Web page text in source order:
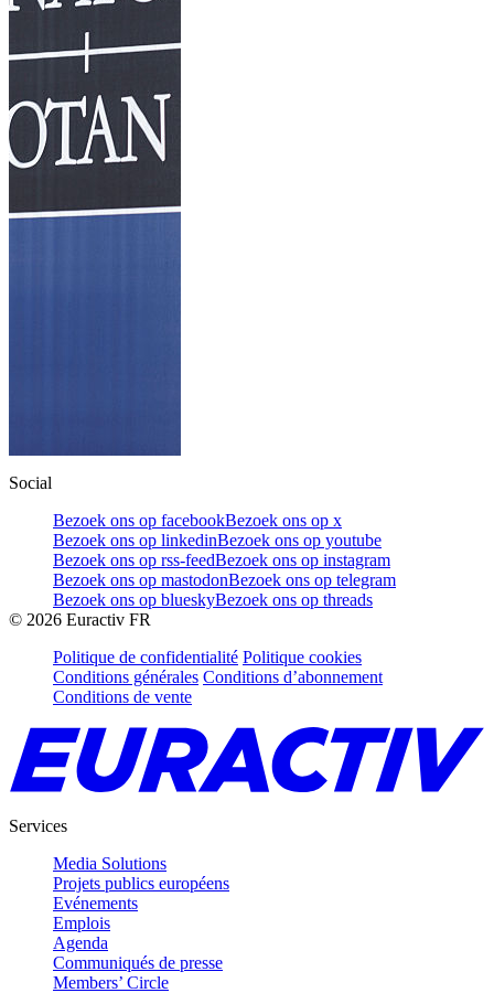
Social
Bezoek ons op facebookBezoek ons op x
Bezoek ons op linkedinBezoek ons op youtube
Bezoek ons op rss-feedBezoek ons op instagram
Bezoek ons op mastodonBezoek ons op telegram
Bezoek ons op blueskyBezoek ons op threads
© 2026 Euractiv FR
Politique de confidentialité Politique cookies
Conditions générales Conditions d’abonnement
Conditions de vente
Services
Media Solutions
Projets publics européens
Evénements
Emplois
Agenda
Communiqués de presse
Members’ Circle